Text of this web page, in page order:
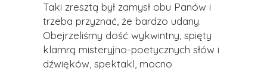
Taki zresztą był zamysł obu Panów i
trzeba przyznać, że bardzo udany.
Obejrzeliśmy dość wykwintny, spięty
klamrą misteryjno-poetycznych słów i
dźwięków, spektakl, mocno